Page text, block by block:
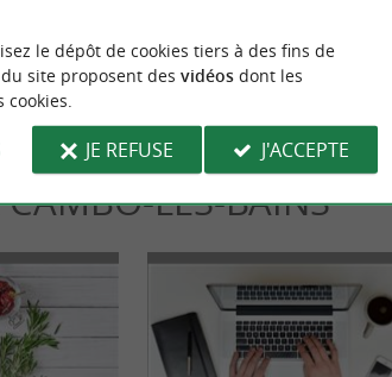
LES-BAINS
le dépôt de cookies tiers à des fins de
site proposent des vidéosdont les
JE REFUSE J'ACCEPTE